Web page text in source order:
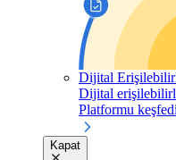
Dijital
Dijital
Platformu
Kapat